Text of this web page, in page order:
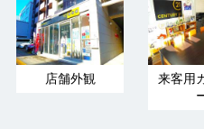
店舗外観
来客用